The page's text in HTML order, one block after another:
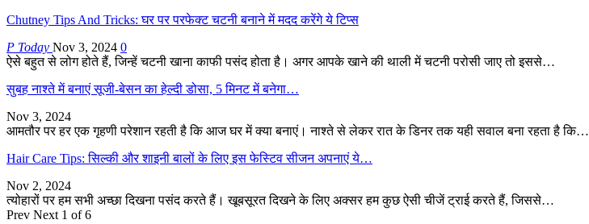
Chutney Tips And Tricks: घर पर परफेक्ट चटनी बनाने में मदद करेंगे ये टिप्स
P Today Nov 3, 2024 0
ऐसे बहुत से लोग होते हैं, जिन्हें चटनी खाना काफी पसंद होता है। अगर आपके खाने की थाली में चटनी परोसी जाए तो इससे…
सुबह नाश्ते में बनाएं सूजी-बेसन का हेल्दी डोसा, 5 मिनट में बनेगा…
Nov 3, 2024
आमतौर पर हर एक गृहणी परेशान रहती है कि आज घर में क्या बनाएं। नाश्ते से लेकर रात के डिनर तक यही सवाल बना रहता है कि…
Hair Care Tips: सिल्की और शाइनी बालों के लिए इस फेस्टिव सीजन अपनाएं ये…
Nov 2, 2024
त्योहारों पर हम सभी अच्छा दिखना पसंद करते हैं। खूबसूरत दिखने के लिए अक्सर हम कुछ ऐसी चीजें ट्राई करते हैं, जिससे…
Prev Next 1 of 6